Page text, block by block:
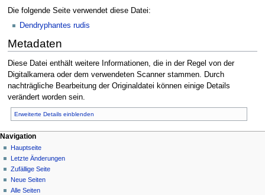
Die folgende Seite verwendet diese Datei:
Dendryphantes rudis
Metadaten
Diese Datei enthält weitere Informationen, die in der Regel von der
Digitalkamera oder dem verwendeten Scanner stammen. Durch
nachträgliche Bearbeitung der Originaldatei können einige Details
verändert worden sein.
Erweiterte Details einblenden
Navigation
Hauptseite
Letzte Änderungen
Zufällige Seite
Neue Seiten
Alle Seiten